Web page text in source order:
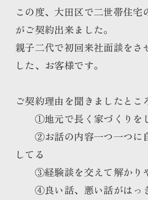
この度、大田区で二世帯住宅
がご契約出来ました。
親子二代で初回来社面談をさ
した、お客様です。
ご契約理由を聞きましたとこ
①地元で長く家づくりを
②お話の内容一つ一つに
してる
③経験談を交えて解かり
④良い話、悪い話がはっ